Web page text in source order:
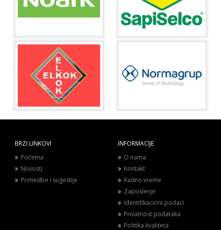
BRZI LINKOVI
Početna
Novosti
Primedbe i sugestije
INFORMACIJE
O nama
Kontakt
Radno vreme
Zaposlenje
Identifikacioni podaci
Privatnost podataka
Politika kvaliteta